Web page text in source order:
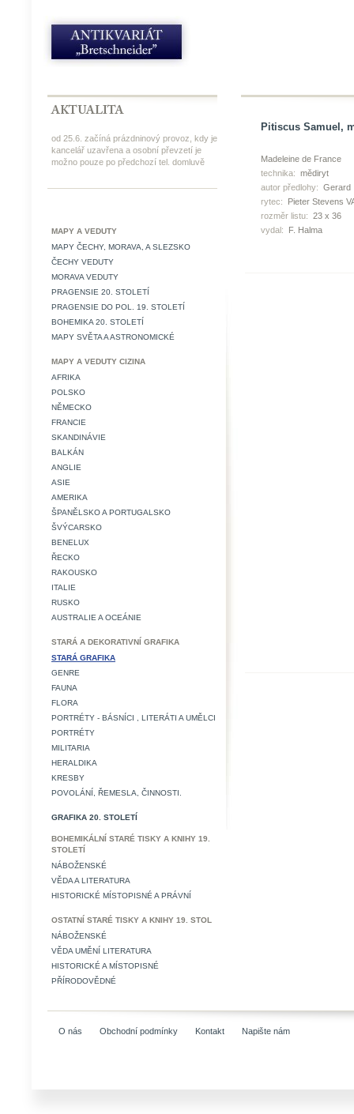
od 25.6. začíná prázdninový provoz, kdy je
kancelář uzavřena a osobní převzetí je
možno pouze po předchozí tel. domluvě
MAPY A VEDUTY
MAPY ČECHY, MORAVA, A SLEZSKO
ČECHY VEDUTY
MORAVA VEDUTY
PRAGENSIE 20. STOLETÍ
PRAGENSIE DO POL. 19. STOLETÍ
BOHEMIKA 20. STOLETÍ
MAPY SVĚTA A ASTRONOMICKÉ
MAPY A VEDUTY CIZINA
AFRIKA
POLSKO
NĚMECKO
FRANCIE
SKANDINÁVIE
BALKÁN
ANGLIE
ASIE
AMERIKA
ŠPANĚLSKO A PORTUGALSKO
ŠVÝCARSKO
BENELUX
ŘECKO
RAKOUSKO
ITALIE
RUSKO
AUSTRALIE A OCEÁNIE
STARÁ A DEKORATIVNÍ GRAFIKA
STARÁ GRAFIKA
GENRE
FAUNA
FLORA
PORTRÉTY - BÁSNÍCI , LITERÁTI A UMĚLCI
PORTRÉTY
MILITARIA
HERALDIKA
KRESBY
POVOLÁNÍ, ŘEMESLA, ČINNOSTI.
GRAFIKA 20. STOLETÍ
BOHEMIKÁLNÍ STARÉ TISKY A KNIHY 19.
STOLETÍ
NÁBOŽENSKÉ
VĚDA A LITERATURA
HISTORICKÉ MÍSTOPISNÉ A PRÁVNÍ
OSTATNÍ STARÉ TISKY A KNIHY 19. STOL
NÁBOŽENSKÉ
VĚDA UMĚNÍ LITERATURA
HISTORICKÉ A MÍSTOPISNÉ
PŘÍRODOVĚDNÉ
Pitiscus Samuel,
Madeleine de France
technika: mědiryt
autor předlohy: Gerard
rytec:
Pieter Stevens
rozměr listu: 23 x 36
vydal:
F. Halma
O nás Obchodní podmínky Kontakt Napište nám